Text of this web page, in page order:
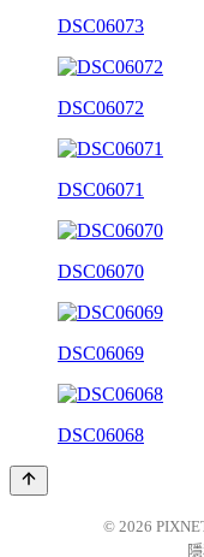
DSC06073
DSC06072
DSC06071
DSC06070
DSC06069
DSC06068
© 2026